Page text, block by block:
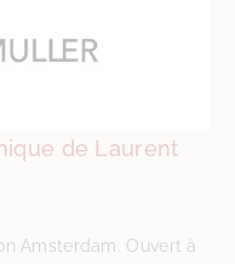
de Laurent
Amsterdam. Ouvert à